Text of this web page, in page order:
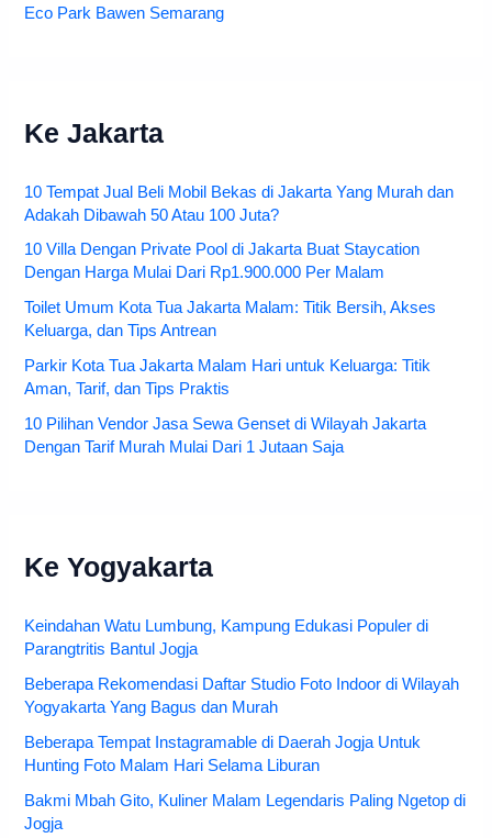
Eco Park Bawen Semarang
Ke Jakarta
10 Tempat Jual Beli Mobil Bekas di Jakarta Yang Murah dan
Adakah Dibawah 50 Atau 100 Juta?
10 Villa Dengan Private Pool di Jakarta Buat Staycation
Dengan Harga Mulai Dari Rp1.900.000 Per Malam
Toilet Umum Kota Tua Jakarta Malam: Titik Bersih, Akses
Keluarga, dan Tips Antrean
Parkir Kota Tua Jakarta Malam Hari untuk Keluarga: Titik
Aman, Tarif, dan Tips Praktis
10 Pilihan Vendor Jasa Sewa Genset di Wilayah Jakarta
Dengan Tarif Murah Mulai Dari 1 Jutaan Saja
Ke Yogyakarta
Keindahan Watu Lumbung, Kampung Edukasi Populer di
Parangtritis Bantul Jogja
Beberapa Rekomendasi Daftar Studio Foto Indoor di Wilayah
Yogyakarta Yang Bagus dan Murah
Beberapa Tempat Instagramable di Daerah Jogja Untuk
Hunting Foto Malam Hari Selama Liburan
Bakmi Mbah Gito, Kuliner Malam Legendaris Paling Ngetop di
Jogja